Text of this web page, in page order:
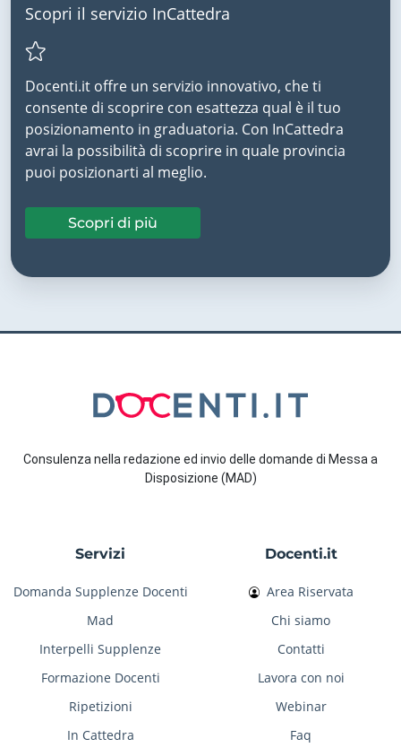
Scopri il servizio InCattedra
Docenti.it offre un servizio innovativo, che ti
consente di scoprire con esattezza qual è il tuo
posizionamento in graduatoria. Con InCattedra
avrai la possibilità di scoprire in quale provincia
puoi posizionarti al meglio.
Scopri di più
Consulenza nella redazione ed invio delle domande di Messa a
Disposizione (MAD)
Servizi
Domanda Supplenze Docenti
Mad
Interpelli Supplenze
Formazione Docenti
Ripetizioni
In Cattedra
Docenti.it
Area Riservata
Chi siamo
Contatti
Lavora con noi
Webinar
Faq